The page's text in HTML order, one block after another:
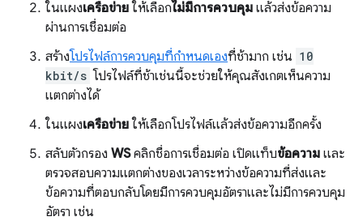
ในแผงเครือข่ายให้เลือกไม่มีการควบคุม แล้วส่งข้อความ
ผ่านการเชื่อมต่อ
สร้างโปรไฟล์การควบคุมที่กำหนดเองที่ช้ามาก เช่น 10
kbit/s โปรไฟล์ที่ช้าเช่นนี้จะช่วยให้คุณสังเกตเห็นความ
แตกต่างได้
ในแผงเครือข่ายให้เลือกโปรไฟล์แล้วส่งข้อความอีกครั้ง
สลับตัวกรอง WSคลิกชื่อการเชื่อมต่อ เปิดแท็บข้อความ และ
ตรวจสอบความแตกต่างของเวลาระหว่างข้อความที่ส่งและ
ข้อความที่ตอบกลับโดยมีการควบคุมอัตราและไม่มีการควบคุม
อัตรา เช่น